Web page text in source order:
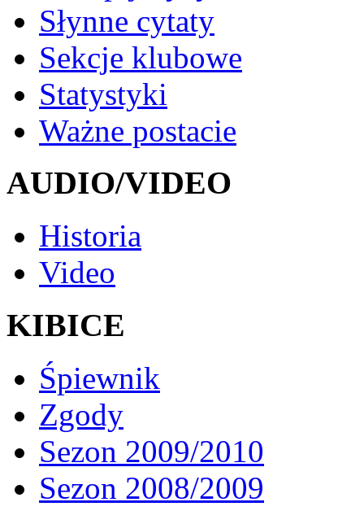
Słynne cytaty
Sekcje klubowe
Statystyki
Ważne postacie
AUDIO/VIDEO
Historia
Video
KIBICE
Śpiewnik
Zgody
Sezon 2009/2010
Sezon 2008/2009